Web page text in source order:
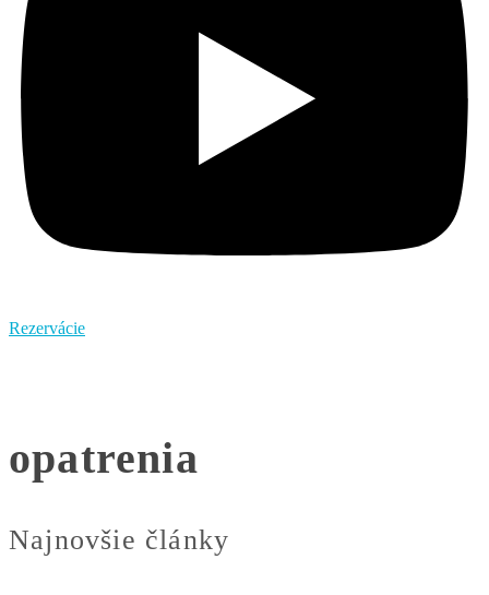
Rezervácie
opatrenia
Najnovšie články